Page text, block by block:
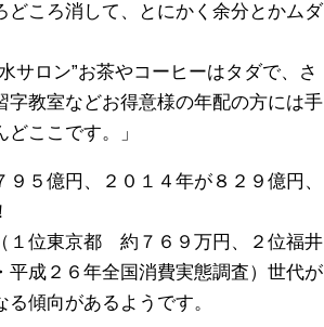
ころ消して、とにかく余分とかムダ
サロン”お茶やコーヒーはタダで、さ
字教室などお得意様の年配の方には手
ここです。」
５億円、２０１４年が８２９億円、
１位東京都 約７６９万円、２位福井
成２６年全国消費実態調査）世代が
傾向があるようです。